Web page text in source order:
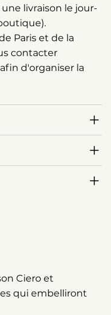
livraison le jour-
Paris et de la
contacter
afin d'organiser la
Ciero et
qui embelliront